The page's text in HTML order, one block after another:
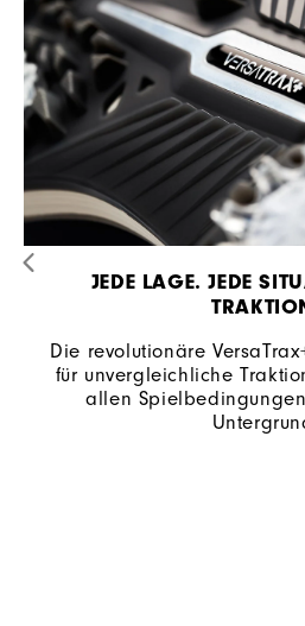
JEDE LAGE. JEDE
Die revolutionäre
für unvergleichliche
allen